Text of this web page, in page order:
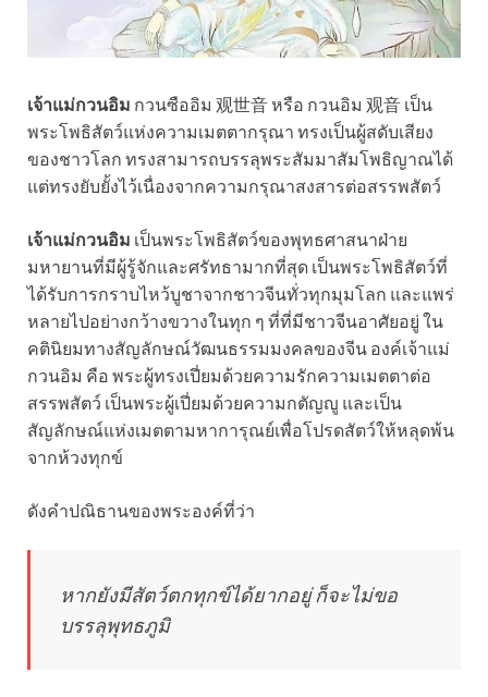
เจ้าแม่กวนอิม กวนซืออิม 观世音 หรือ กวนอิม 观音 เป็น
พระโพธิสัตว์แห่งความเมตตากรุณา ทรงเป็นผู้สดับเสียง
ของชาวโลก ทรงสามารถบรรลุพระสัมมาสัมโพธิญาณได้
แต่ทรงยับยั้งไว้เนื่องจากความกรุณาสงสารต่อสรรพสัตว์
เจ้าแม่กวนอิม เป็นพระโพธิสัตว์ของพุทธศาสนาฝ่าย
มหายานที่มีผู้รู้จักและศรัทธามากที่สุด เป็นพระโพธิสัตว์ที่
ได้รับการกราบไหว้บูชาจากชาวจีนทั่วทุกมุมโลก และแพร่
หลายไปอย่างกว้างขวางในทุก ๆ ที่ที่มีชาวจีนอาศัยอยู่ ใน
คตินิยมทางสัญลักษณ์วัฒนธรรมมงคลของจีน องค์เจ้าแม่
กวนอิม คือ พระผู้ทรงเปี่ยมด้วยความรักความเมตตาต่อ
สรรพสัตว์ เป็นพระผู้เปี่ยมด้วยความกตัญญู และเป็น
สัญลักษณ์แห่งเมตตามหาการุณย์เพื่อโปรดสัตว์ให้หลุดพ้น
จากห้วงทุกข์
ดังคำปณิธานของพระองค์ที่ว่า
หากยังมีสัตว์ตกทุกข์ได้ยากอยู่ ก็จะไม่ขอ
บรรลุพุทธภูมิ